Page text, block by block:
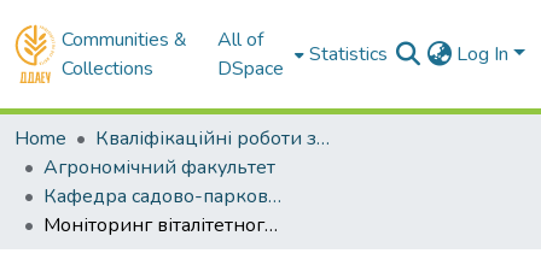
Communities &
Collections
All of
DSpace
Statistics Log In
Home
Кваліфікаційні роботи здобувачів вищої освіти
Агрономічний факультет
Кафедра садово-паркового мистецтва та ландшафтного дизайну. Магістри
Моніторинг віталітетного стану деревних насаджень проспекту Дмитра Яворницького м. Дніпро